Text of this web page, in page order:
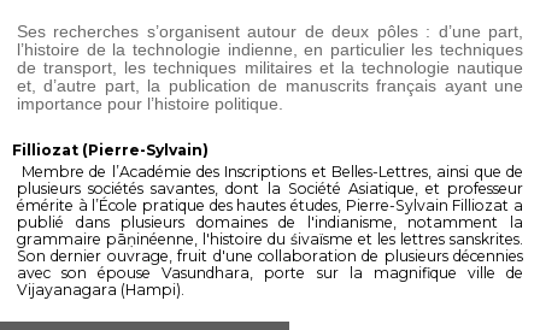
Ses recherches s’organisent autour de deux pôles : d’une part,
l’histoire de la technologie indienne, en particulier les techniques
de transport, les techniques militaires et la technologie nautique
et, d’autre part, la publication de manuscrits français ayant une
importance pour l’histoire politique.
Filliozat (Pierre-Sylvain)
Membre de l’Académie des Inscriptions et Belles-Lettres, ainsi que de
plusieurs sociétés savantes, dont la Société Asiatique, et professeur
émérite à l’École pratique des hautes études, Pierre-Sylvain Filliozat a
publié dans plusieurs domaines de l'indianisme, notamment la
grammaire pāṇinéenne, l'histoire du śivaïsme et les lettres sanskrites.
Son dernier ouvrage, fruit d'une collaboration de plusieurs décennies
avec son épouse Vasundhara, porte sur la magnifique ville de
Vijayanagara (Hampi).